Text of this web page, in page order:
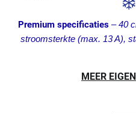
Premium specificaties –40
stroomsterkte (max. 13 A),
MEER